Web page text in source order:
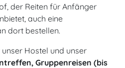
der Reiten für Anfänger
auch eine
dort bestellen.
Hostel und unser
Gruppenreisen (bis